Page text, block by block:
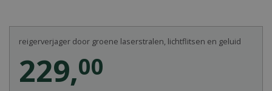
229,00
reigerverjager door groene laserstralen, lichtflitsen en geluid